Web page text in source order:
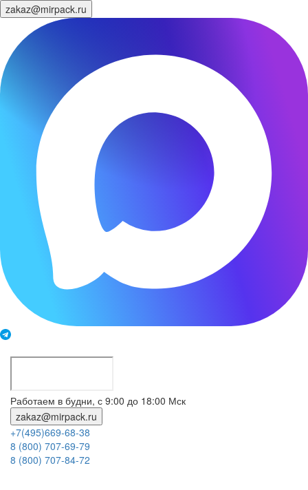
zakaz@mirpack.ru
Работаем в будни, с 9:00 до 18:00 Мск
zakaz@mirpack.ru
+7(495)669-68-38
8 (800) 707-69-79
8 (800) 707-84-72